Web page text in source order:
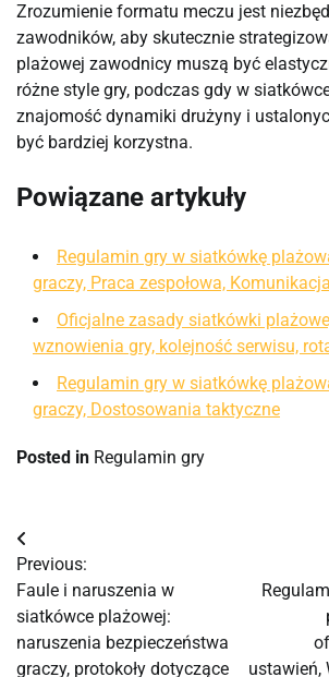
Zrozumienie formatu meczu jest
zawodników, aby skutecznie
plażowej zawodnicy muszą być
różne style gry, podczas gdy w
znajomość dynamiki drużyny i
być bardziej korzystna.
Powiązane artykuły
Regulamin gry w siatkówkę
graczy, Praca zespołowa, Komunikacja
Oficjalne zasady siatkówki
wznowienia gry, kolejność serwisu,
Regulamin gry w siatkówkę
graczy, Dostosowania taktyczne
Posted in Regulamin gry
Post
navigation
Previous:
Faule i naruszenia w
siatkówce plażowej:
naruszenia bezpieczeństwa
graczy, protokoły dotyczące
ustawień,